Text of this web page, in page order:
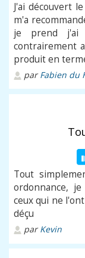
J'ai découvert
m'a
je prend j'ai
contrairement
produit en
parFabien du
Tout
ordonnance,
ceux qui ne
déçu
parKevin